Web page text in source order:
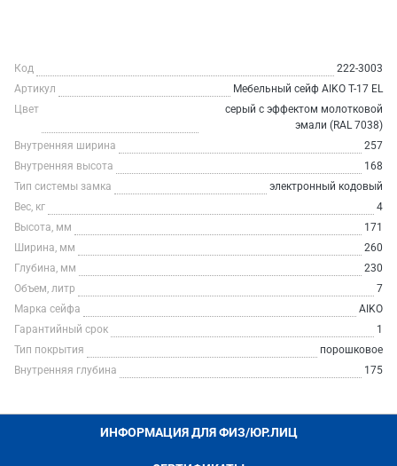
Код
222-3003
Артикул
Мебельный сейф AIKO Т-17 EL
Цвет
серый с эффектом молотковой
эмали (RAL 7038)
Внутренняя ширина
257
Внутренняя высота
168
Тип системы замка
электронный кодовый
Вес, кг
4
Высота, мм
171
Ширина, мм
260
Глубина, мм
230
Объем, литр
7
Марка сейфа
AIKO
Гарантийный срок
1
Тип покрытия
порошковое
Внутренняя глубина
175
ИНФОРМАЦИЯ ДЛЯ ФИЗ/ЮР.ЛИЦ